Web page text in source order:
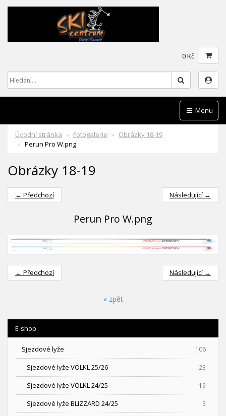
0 Kč
Menu
Úvodní stránka Fotogalerie
Obrázky 18-19
Perun Pro W.png
Obrázky 18-19
← Předchozí Následující →
Perun Pro W.png
← Předchozí Následující →
« zpět
E-shop
Sjezdové lyže 106
Sjezdové lyže VÖLKL 25/26 23
Sjezdové lyže VÖLKL 24/25 19
Sjezdové lyže BLIZZARD 24/25 3